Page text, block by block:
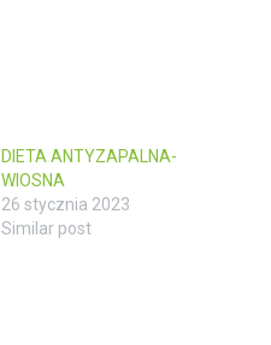
DIETA ANTYZAPALNA-
WIOSNA
26 stycznia 2023
Similar post